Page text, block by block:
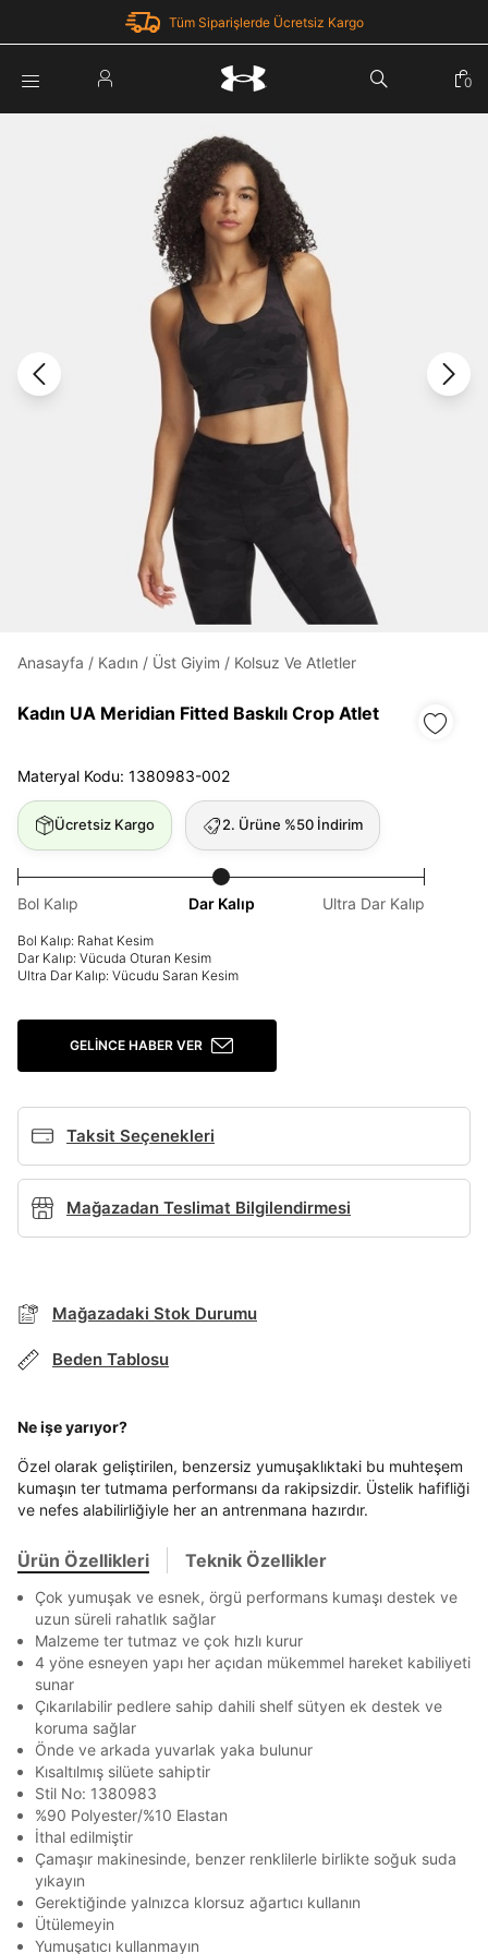
Tüm Siparişlerde Ücretsiz Kargo
Şifremi Unuttum
Under Armour'da yeni misiniz? Kayıt Ol
Üye Olmadan Devam Et
0
Anasayfa / Kadın / Üst Giyim / Kolsuz Ve Atletler
Kadın UA Meridian Fitted Baskılı Crop Atlet
Materyal Kodu: 1380983-002
Ücretsiz Kargo 2. Ürüne %50 İndirim
Bol Kalıp Dar Kalıp Ultra Dar Kalıp
Bol Kalıp: Rahat Kesim
Dar Kalıp: Vücuda Oturan Kesim
Ultra Dar Kalıp: Vücudu Saran Kesim
GELINCE HABER VER
Taksit Seçenekleri
Banka Kart Taksit
İşbankası Maximum 6
QNB QNB
World 3
Mağazadan Teslimat Bilgilendirmesi
Mağazadaki Stok Durumu
Beden Tablosu
Ne işe yarıyor?
Özel olarak geliştirilen, benzersiz yumuşaklıktaki bu muhteşem
kumaşın ter tutmama performansı da rakipsizdir. Üstelik hafifliği
ve nefes alabilirliğiyle her an antrenmana hazırdır.
Ürün Özellikleri Teknik Özellikler
Çok yumuşak ve esnek, örgü performans kumaşı destek ve
uzun süreli rahatlık sağlar
Malzeme ter tutmaz ve çok hızlı kurur
4 yöne esneyen yapı her açıdan mükemmel hareket kabiliyeti
sunar
Çıkarılabilir pedlere sahip dahili shelf sütyen ek destek ve
koruma sağlar
Önde ve arkada yuvarlak yaka bulunur
Kısaltılmış silüete sahiptir
Stil No: 1380983
%90 Polyester/%10 Elastan
İthal edilmiştir
Çamaşır makinesinde, benzer renklilerle birlikte soğuk suda
yıkayın
Gerektiğinde yalnızca klorsuz ağartıcı kullanın
Ütülemeyin
Yumuşatıcı kullanmayın
Mağazada Bul
Beden Seçin
Mağazada Bul
BEDEN TABLOSU
Kapat
Stok Bildirimi
Ürün stoklara geldiğindemail adresinize
bildirim göndereceğiz.
Kapat
Term Of Use
Kapat
ipsum
Kapat
Siparişinizin durumu hakkında bilgi alabilmek için
aşağıdaki bilgileri giriniz.
Sipariş Numaranız *
Parola Yenileme
Parolayı Yenile
Giriş Sayfasına Dön
Zaten hesabın var mı? Giriş yap
Daha hızlı ödeme. Hızlı sipariş takibi.
Kolay iade ve değişim.
Giriş Yap Kayıt Ol
Şifre
göster
Beni Hatırla
Giriş Yap
Ad*
Soyad*
E-posta Adresi*
En az 8 karakter
Bir küçük harf karakter
Bir rakam
Bir büyük harf
Aşağıdakileri okudum ve kabul ediyorum:
Kişisel verileriniz
Aydınlatma Metni
uyarınca işlenecektir. Kişisel verilerimin Doğuş
Perakende Satış Giyim ve Aksesuar Ticaret A.Ş.
tarafından ticari elektronik ileti gönderilmesi amacıyla
işlenmesini kabul ediyorum.
Sms
E-mail
Çağrı Merkezi / Arama
Kişisel verilerimin Doğuş Perakende Satış Giyim ve
Aksesuar Ticaret A.Ş. bünyesinde yer alan
markalara ait ürünlerin bana özel pazarlanması ve
verilerimin kişiselleştirilmiş reklamcılık faaliyeti
amacıyla işlenmesini kabul ediyorum.
sn
SMS Onay Kodu
Bilgilerinizi güncellemek için lütfen telefonunuza SMS
ile gelen kodu girerek telefon numaranızı doğrulayın.
GÖNDER
sn
SMS Onay Kodu
Bilgilerinizi güncellemek için lütfen telefonunuza SMS
ile gelen kodu girerek telefon numaranızı doğrulayın.
GÖNDER